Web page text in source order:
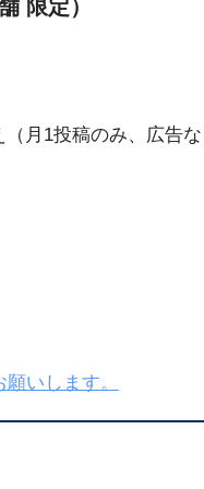
限定）
月1投稿のみ、広告
いします。